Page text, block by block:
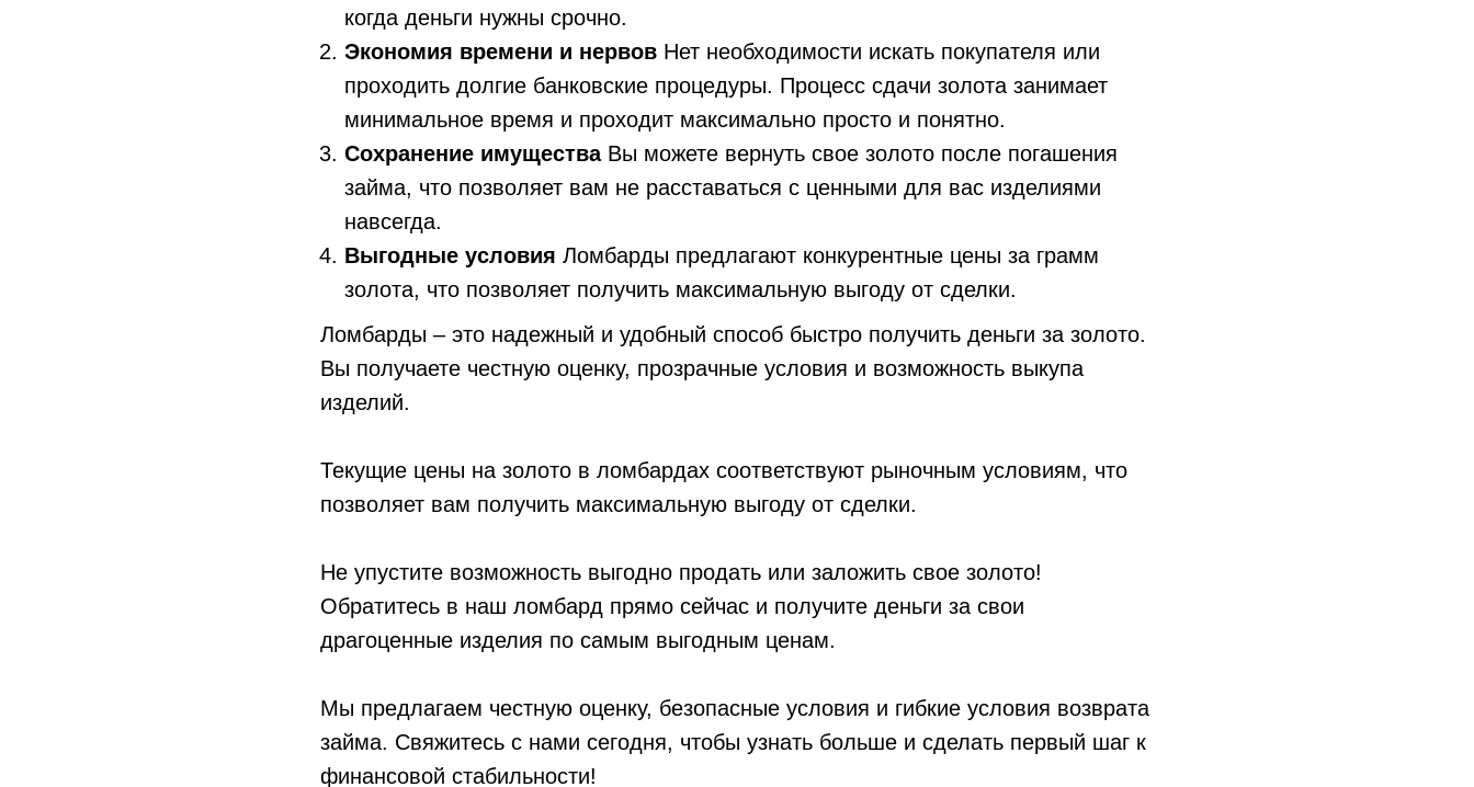
когда деньги нужны срочно.
Экономия времени и нервов Нет необходимости искать покупателя или
проходить долгие банковские процедуры. Процесс сдачи золота занимает
минимальное время и проходит максимально просто и понятно.
Сохранение имуществаВы можете вернуть свое золото после погашения
займа, что позволяет вам не расставаться с ценными для вас изделиями
навсегда.
Выгодные условия Ломбарды предлагают конкурентные цены за грамм
золота, что позволяет получить максимальную выгоду от сделки.
Ломбарды – это надежный и удобный способ быстро получить деньги за золото.
Вы получаете честную оценку, прозрачные условия и возможность выкупа
изделий.
Текущие цены на золото в ломбардах соответствуют рыночным условиям, что
позволяет вам получить максимальную выгоду от сделки.
Не упустите возможность выгодно продать или заложить свое золото!
Обратитесь в наш ломбард прямо сейчас и получите деньги за свои
драгоценные изделия по самым выгодным ценам.
Мы предлагаем честную оценку, безопасные условия и гибкие условия возврата
займа. Свяжитесь с нами сегодня, чтобы узнать больше и сделать первый шаг к
финансовой стабильности!